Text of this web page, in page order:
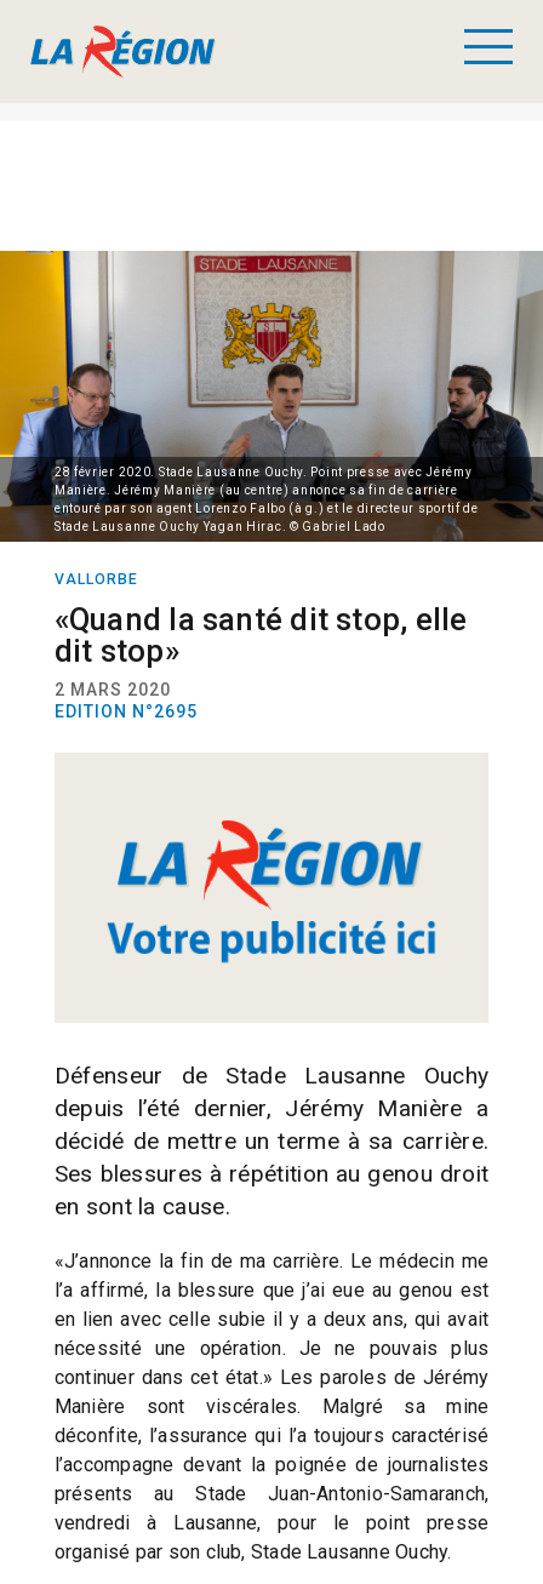
28 février 2020. Stade Lausanne Ouchy. Point presse avec Jérémy
Manière. Jérémy Manière (au centre) annonce sa fin de carrière
entouré par son agent Lorenzo Falbo (à g.) et le directeur sportif de
Stade Lausanne Ouchy Yagan Hirac. © Gabriel Lado
VALLORBE
«Quand la santé dit stop, elle
dit stop»
2 MARS 2020
EDITION N°2695
Défenseur de Stade Lausanne Ouchy
depuis l’été dernier, Jérémy Manière a
décidé de mettre un terme à sa carrière.
Ses blessures à répétition au genou droit
en sont la cause.
«J’annonce la fin de ma carrière. Le médecin me
l’a affirmé, la blessure que j’ai eue au genou est
en lien avec celle subie il y a deux ans, qui avait
nécessité une opération. Je ne pouvais plus
continuer dans cet état.» Les paroles de Jérémy
Manière sont viscérales. Malgré sa mine
déconfite, l’assurance qui l’a toujours caractérisé
l’accompagne devant la poignée de journalistes
présents au Stade Juan-Antonio-Samaranch,
vendredi à Lausanne, pour le point presse
organisé par son club, Stade Lausanne Ouchy.